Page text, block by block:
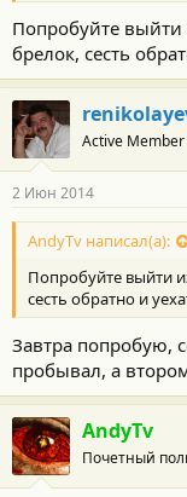
Попробуйте
брелок, сесть
Active Member
2 Июн 2014
AndyTv написал(а):
Попробуйте выйти
сесть обратно и
Завтра попробую,
пробывал, а
AndyTv
Почетный